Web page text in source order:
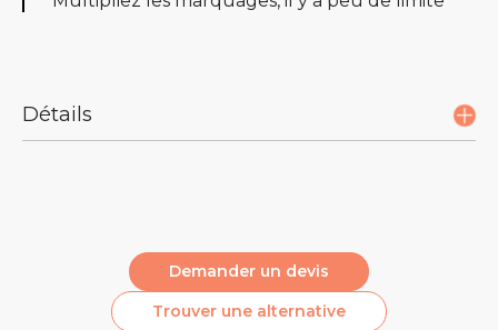
Détails
Capuche doublée dans la matière principale
Bande de propreté en jersey simple à l’intérieur
Demander un devis
Trouver une alternative